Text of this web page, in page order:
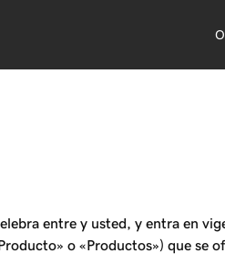
entre y usted, y entra en
o «Productos») que se